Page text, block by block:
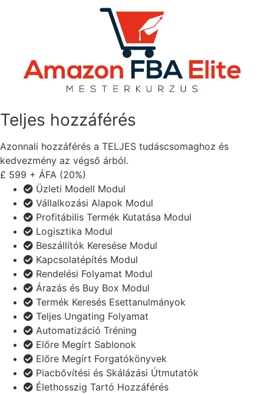
Teljes hozzáférés
Azonnali hozzáférés a TELJES tudáscsomaghoz és
kedvezmény az végső árból.
£ 599 + ÁFA (20%)
Üzleti Modell Modul
Vállalkozási Alapok Modul
Profitábilis Termék Kutatása Modul
Logisztika Modul
Beszállítók Keresése Modul
Kapcsolatépítés Modul
Rendelési Folyamat Modul
Árazás és Buy Box Modul
Termék Keresés Esettanulmányok
Teljes Ungating Folyamat
Automatizáció Tréning
Előre Megírt Sablonok
Előre Megírt Forgatókönyvek
Piacbővítési és Skálázási Útmutatók
Élethosszig Tartó Hozzáférés